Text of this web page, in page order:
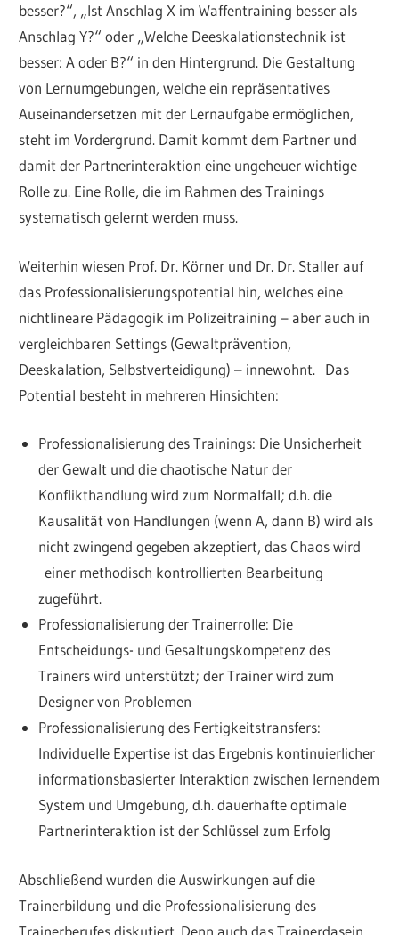
besser?“, „Ist Anschlag X im Waffentraining besser als
Anschlag Y?“ oder „Welche Deeskalationstechnik ist
besser: A oder B?“ in den Hintergrund. Die Gestaltung
von Lernumgebungen, welche ein repräsentatives
Auseinandersetzen mit der Lernaufgabe ermöglichen,
steht im Vordergrund. Damit kommt dem Partner und
damit der Partnerinteraktion eine ungeheuer wichtige
Rolle zu. Eine Rolle, die im Rahmen des Trainings
systematisch gelernt werden muss.
Weiterhin wiesen Prof. Dr. Körner und Dr. Dr. Staller auf
das Professionalisierungspotential hin, welches eine
nichtlineare Pädagogik im Polizeitraining – aber auch in
vergleichbaren Settings (Gewaltprävention,
Deeskalation, Selbstverteidigung) – innewohnt. Das
Potential besteht in mehreren Hinsichten:
Professionalisierung des Trainings: Die Unsicherheit
der Gewalt und die chaotische Natur der
Konflikthandlung wird zum Normalfall; d.h. die
Kausalität von Handlungen (wenn A, dann B) wird als
nicht zwingend gegeben akzeptiert, das Chaos wird
einer methodisch kontrollierten Bearbeitung
zugeführt.
Professionalisierung der Trainerrolle: Die
Entscheidungs- und Gesaltungskompetenz des
Trainers wird unterstützt; der Trainer wird zum
Designer von Problemen
Professionalisierung des Fertigkeitstransfers:
Individuelle Expertise ist das Ergebnis kontinuierlicher
informationsbasierter Interaktion zwischen lernendem
System und Umgebung, d.h. dauerhafte optimale
Partnerinteraktion ist der Schlüssel zum Erfolg
Abschließend wurden die Auswirkungen auf die
Trainerbildung und die Professionalisierung des
Trainerberufes diskutiert. Denn auch das Trainerdasein